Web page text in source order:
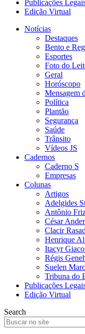
Publicações
Edição Virtual
Notícias
Destaques
Bento e
Esportes
Foto do
Geral
Horóscopo
Mensagem
Política
Plantão
Segurança
Saúde
Trânsito
Vídeos JS
Cadernos
Caderno S
Empresas
Colunas
Artigos
Adelgides
Antônio
César
Clacir
Henrique
Itacyr
Régis
Suelen
Tribuna do
Publicações
Edição Virtual
Search